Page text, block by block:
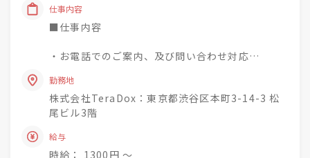
の売上を期待できます。
WEBサイトの効果分析スタッフが社内に在籍して
かすことも可能です！自社WEBサービスのご提案
をお任せします。
■慣れるまで、先輩がフォロー＆サポートします！
・ブランクがある方も活躍中！
任せします。
・部署の隔てなく、みんな仲の良い職場です。
迎します！
仕事内容
■仕事内容
・お電話でのご案内、及び問い合わせ対応
・PC入力業務
・ごく簡単なデザイン関連業務
・その他ユーザーサポートに関する業務
お客様のサポート業務をしつつ、簡単な事務作業
勤務地
株式会社TeraDox：東京都渋谷区本町3-14-3 松
尾ビル3階
給与
時給： 1300円 〜